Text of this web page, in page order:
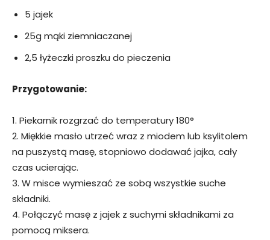
5 jajek
25g mąki ziemniaczanej
2,5 łyżeczki proszku do pieczenia
Przygotowanie:
1. Piekarnik rozgrzać do temperatury 180°
2. Miękkie masło utrzeć wraz z miodem lub ksylitolem
na puszystą masę, stopniowo dodawać jajka, cały
czas ucierając.
3. W misce wymieszać ze sobą wszystkie suche
składniki.
4. Połączyć masę z jajek z suchymi składnikami za
pomocą miksera.